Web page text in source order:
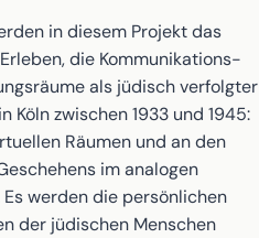
in diesem Projekt das
die Kommunikations-
als jüdisch verfolgter
Köln zwischen 1933 und 1945:
Räumen und an den
im analogen
werden die persönlichen
der jüdischen Menschen